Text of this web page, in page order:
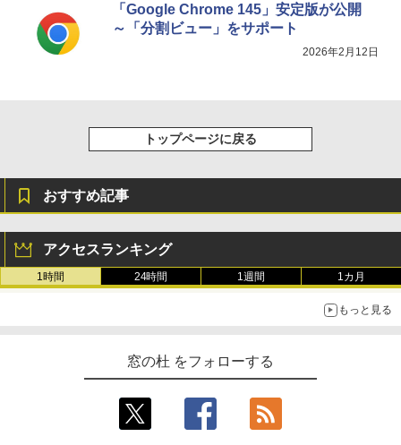
「Google Chrome 145」安定版が公開
～「分割ビュー」をサポート
2026年2月12日
トップページに戻る
おすすめ記事
アクセスランキング
1時間 24時間 1週間 1カ月
もっと見る
窓の杜 をフォローする